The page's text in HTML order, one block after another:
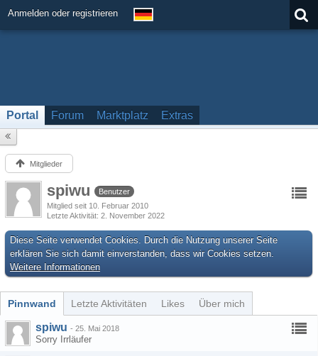
Anmelden oder registrieren
Portal Forum Marktplatz Extras
Mitglieder
spiwu
Benutzer
Mitglied seit 10. Februar 2010
Letzte Aktivität 2. November 2022
Diese Seite verwendet Cookies. Durch die Nutzung unserer Seite
erklären Sie sich damit einverstanden, dass wir Cookies setzen.
Weitere Informationen
Pinnwand Letzte Aktivitäten Likes Über mich
spiwu - 25. Mai 2018
Sorry Irrläufer